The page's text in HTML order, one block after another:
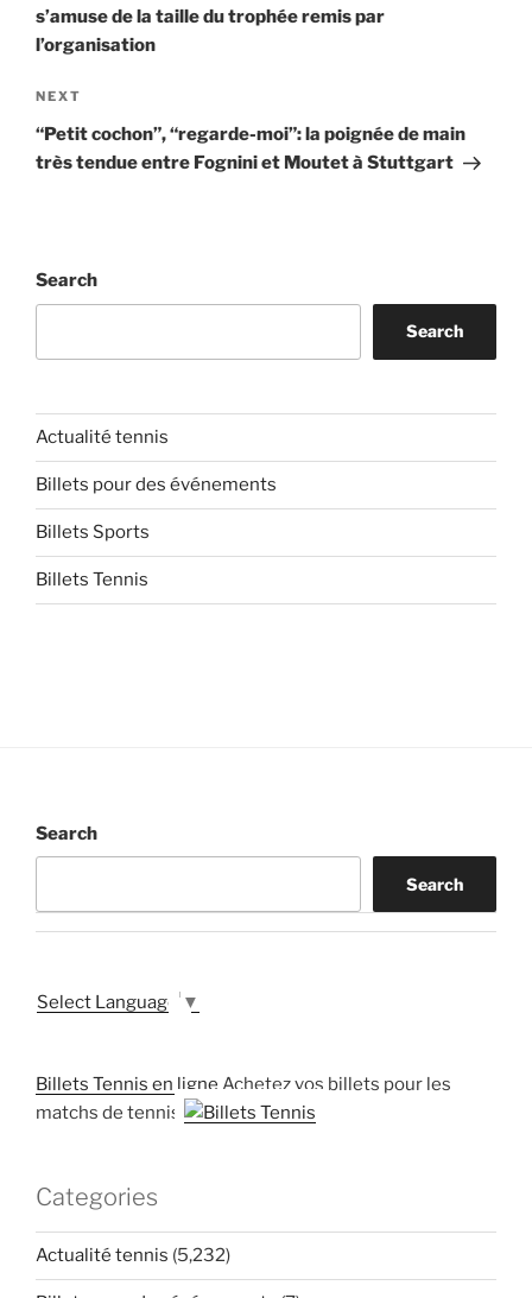
s’amuse de la taille du trophée remis par
l’organisation
Next
Post
NEXT
“Petit cochon”, “regarde-moi”: la poignée de main
très tendue entre Fognini et Moutet à Stuttgart
Search
Search
Actualité tennis
Billets pour des événements
Billets Sports
Billets Tennis
Search
Search
Select Language ▼
Billets Tennis en ligne Achetez vos billets pour les
matchs de tennis
Categories
Actualité tennis (5,232)